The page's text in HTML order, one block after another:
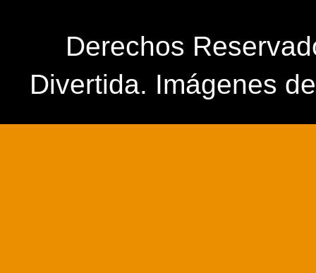
Derechos
Divertida. Imágenes